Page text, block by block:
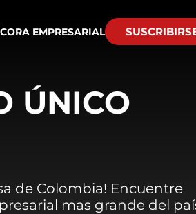
EMPRESARIAL
ÚNICO
de Colombia! Encuentre
mas grande del